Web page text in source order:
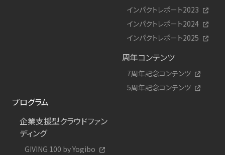
インパクトレポート2023
インパクトレポート2024
インパクトレポート2025
周年コンテンツ
7周年記念コンテンツ
5周年記念コンテンツ
プログラム
企業支援型クラウドファン
ディング
GIVING 100 by Yogibo